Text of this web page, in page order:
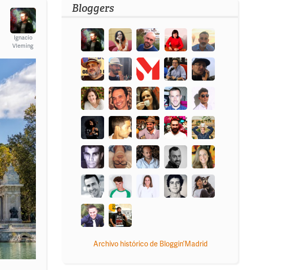
Ignacio
Vleming
Bloggers
Archivo histórico de Bloggin’Madrid